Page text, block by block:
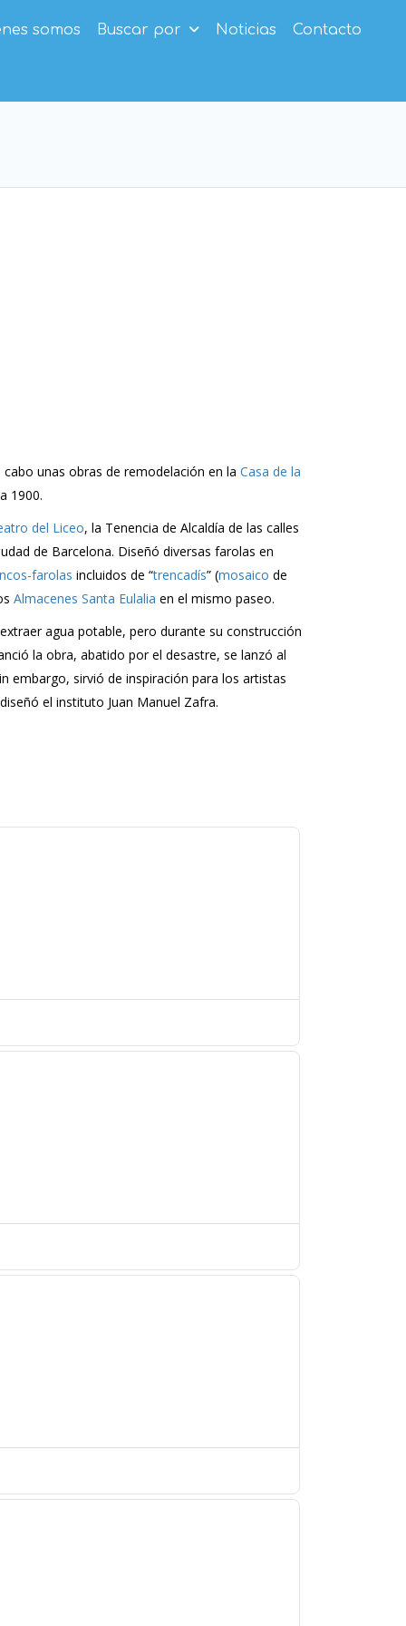
somos Buscar por Noticias Contacto
unas obras de remodelación en la Casa de la
1900.
del Liceo, la Tenencia de Alcaldía de las calles
de Barcelona. Diseñó diversas farolas en
farolas incluidos de “trencadís” (mosaico de
Almacenes Santa Eulalia en el mismo paseo.
agua potable, pero durante su construcción
la obra, abatido por el desastre, se lanzó al
embargo, sirvió de inspiración para los artistas
el instituto Juan Manuel Zafra.